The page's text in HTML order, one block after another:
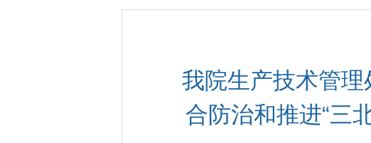
我院生产技术管
合防治和推进“三